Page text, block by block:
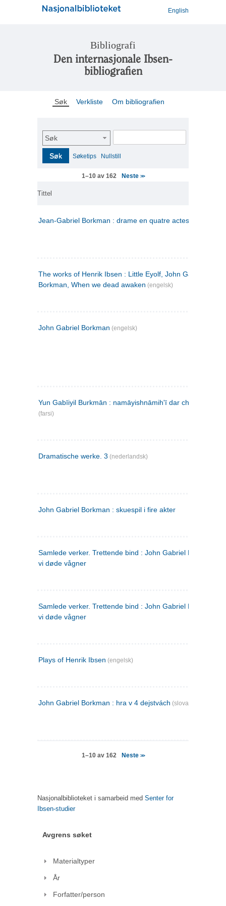
English
Bibliografi
Den internasjonale Ibsen-
bibliografien
Søk Verkliste Om bibliografien
Søk
Søk Søketips Nullstill
1–10 av 162 Neste >>
Tittel
Jean-Gabriel Borkman : drame en quatre actes
The works of Henrik Ibsen : Little Eyolf, John Gabriel
Borkman, When we dead awaken (engelsk)
John Gabriel Borkman (engelsk)
Yun Gabīiyil Burkmān : namāyishnāmihʹī dar chahār pardih
(farsi)
Dramatische werke. 3 (nederlandsk)
John Gabriel Borkman : skuespil i fire akter
Samlede verker. Trettende bind : John Gabriel Borkman ;
vi døde vågner
Samlede verker. Trettende bind : John Gabriel Borkman ;
vi døde vågner
Plays of Henrik Ibsen (engelsk)
John Gabriel Borkman : hra v 4 dejstvách (slovakisk)
1–10 av 162 Neste >>
Nasjonalbiblioteket i samarbeid med Senter for
Ibsen-studier
Avgrens søket
Materialtyper
År
Forfatter/person